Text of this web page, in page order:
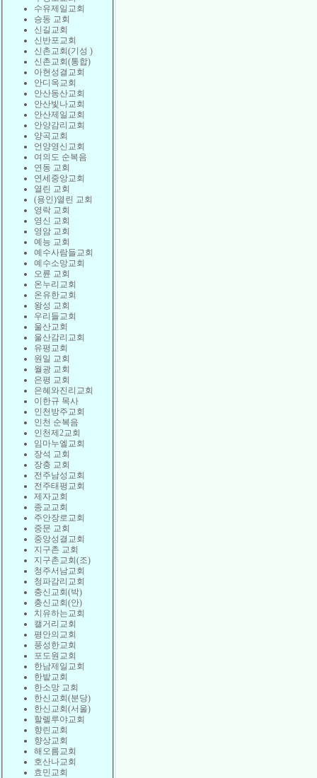
수유제일교회
승동 교회
신길교회
신반포교회
신촌교회(기성 )
신촌교회(통합)
아현성결교회
안디옥교회
안산동산교회
안산빛나교회
안산제일교회
안양감리교회
양곡교회
언양영신교회
여의도 순복음
연동 교회
연세중앙교회
열린 교회
(용인)열린 교회
영락 교회
영신 교회
영암 교회
예능 교회
예수사람들교회
예수소망교회
오륜 교회
온누리교회
온유한교회
왕성 교회
우리들교회
울산교회
울산감리교회
유평교회
원일 교회
월광 교회
은평 교회
은혜와진리교회
이한규 목사
인천방주교회
인천 순복음
인천제2교회
임마누엘교회
장석 교회
장충 교회
전주남성교회
전주태평교회
제자교회
종교교회
주안장로교회
중문 교회
중앙성결교회
지구촌 교회
지구촌교회(조)
청주서남교회
청파감리교회
충신교회(박)
충신교회(안)
치유하는교회
캘거리교회
평안의교회
풍성한교회
포도원교회
한남제일교회
한밭교회
한소망 교회
한신교회(분당)
한신교회(서울)
할렐루야교회
향린교회
향상교회
해오름교회
호산나교회
효민교회